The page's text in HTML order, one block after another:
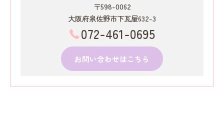
〒598-0062
大阪府泉佐野市下瓦屋632-3
072-461-0695
お問い合わせはこちら